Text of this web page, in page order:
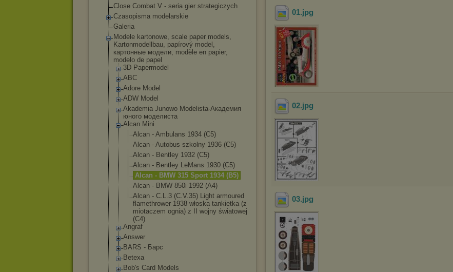
Close Combat V - seria gier strategiczych
Czasopisma modelarskie
Galeria
Modele kartonowe, scale paper models,
Kartonmodellbau, papírový model,
картонные модели, modèle en papier,
modelo de papel
3D Papermodel
ABC
Adore Model
ADW Model
Akademia Junowo Modelista-Академия
юного моделиста
Alcan Mini
Alcan - Ambulans 1934 (C5)
Alcan - Autobus szkolny 1936 (C5)
Alcan - Bentley 1932 (C5)
Alcan - Bentley LeMans 1930 (C5)
Alcan - BMW 315 Sport 1934 (B5)
Alcan - BMW 850i 1992 (A4)
Alcan - C.L.3 (C.V.35) Light armoured
flamethrower 1938 włoska tankietka (z
miotaczem ognia) z II wojny światowej
(C4)
Angraf
Answer
BARS - Барс
Betexa
Bob's Card Models
01.jpg
02.jpg
03.jpg